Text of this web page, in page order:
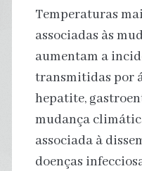
Temperaturas
associadas às
aumentam a
transmitidas por
hepatite,
mudança
associada à
doenças